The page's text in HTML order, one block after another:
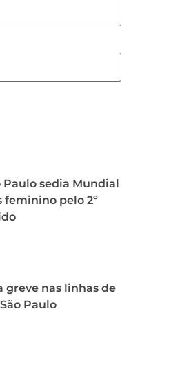
Paulo sedia Mundial
feminino pelo 2º
greve nas linhas de
Paulo